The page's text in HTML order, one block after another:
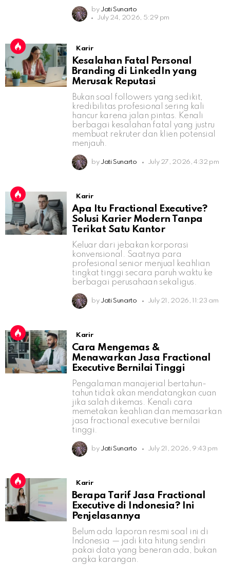
by Jati Sunarto
July 24, 2026, 5:29 pm
Karir
Kesalahan Fatal Personal
Branding di LinkedIn yang
Merusak Reputasi
Bukan soal followers yang sedikit,
kredibilitas profesional sering kali
hancur karena jalan pintas. Kenali
berbagai kesalahan fatal yang justru
membuat rekruter dan klien potensial
menjauh.
by Jati Sunarto July 27, 2026, 4:32 pm
Karir
Apa Itu Fractional Executive?
Solusi Karier Modern Tanpa
Terikat Satu Kantor
Keluar dari jebakan korporasi
konvensional. Saatnya para
profesional senior menjual keahlian
tingkat tinggi secara paruh waktu ke
berbagai perusahaan sekaligus.
by Jati Sunarto July 21, 2026, 11:23 am
Karir
Cara Mengemas &
Menawarkan Jasa Fractional
Executive Bernilai Tinggi
Pengalaman manajerial bertahun-
tahun tidak akan mendatangkan cuan
jika salah dikemas. Kenali cara
memetakan keahlian dan memasarkan
jasa fractional executive bernilai
tinggi.
by Jati Sunarto July 21, 2026, 9:43 pm
Karir
Berapa Tarif Jasa Fractional
Executive di Indonesia? Ini
Penjelasannya
Belum ada laporan resmi soal ini di
Indonesia — jadi kita hitung sendiri
pakai data yang beneran ada, bukan
angka karangan.